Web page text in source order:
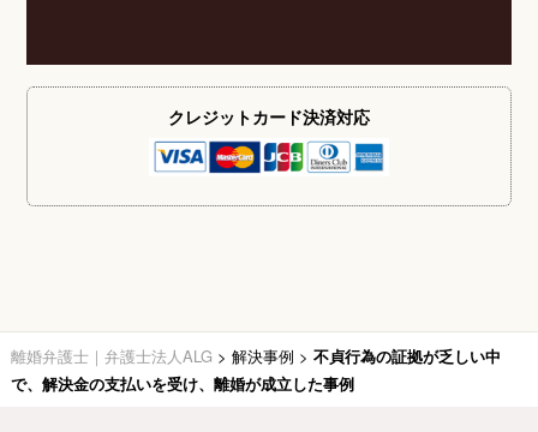
クレジットカード決済対応
離婚弁護士｜弁護士法人ALG > 解決事例 > 不貞行為の証拠が乏しい中
で、解決金の支払いを受け、離婚が成立した事例